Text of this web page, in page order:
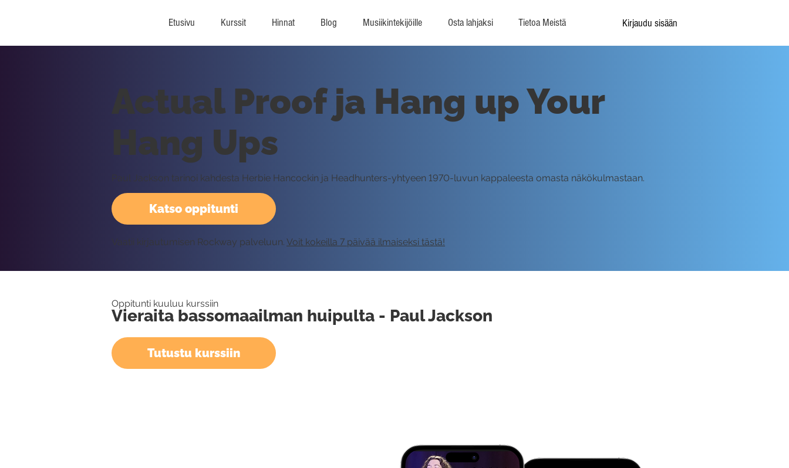
Etusivu Kurssit Hinnat Blog Musiikintekijöille Osta lahjaksi Tietoa Meistä Kirjaudu sisään
Katso oppitunti
Actual Proof ja Hang up Your
Hang Ups
Paul Jackson tarinoi kahdesta Herbie Hancockin ja Headhunters-yhtyeen 1970-luvun kappaleesta omasta näkökulmastaan.
Vaatii kirjautumisen Rockway palveluun. Voit kokeilla 7 päivää ilmaiseksi tästä!
Oppitunti kuuluu kurssiin
Vieraita bassomaailman huipulta - Paul Jackson
Tutustu kurssiin